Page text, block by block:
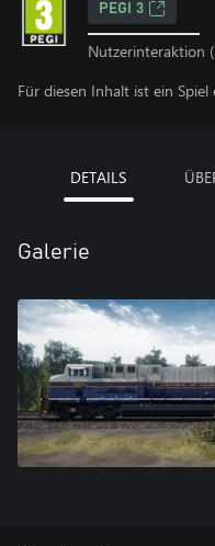
PEGI 3
Nutzerinteraktion
Für diesen Inhalt ist ein
DETAILS
Galerie